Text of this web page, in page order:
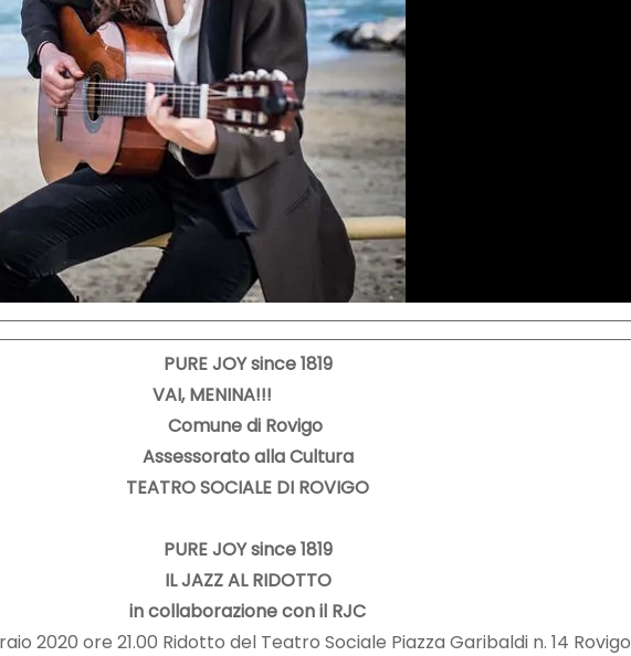
PURE JOY since 1819
VAI, MENINA!!!
Comune di Rovigo
Assessorato alla Cultura
TEATRO SOCIALE DI ROVIGO
PURE JOY since 1819
IL JAZZ AL RIDOTTO
in collaborazione con il RJC
2020 ore 21.00 Ridotto del Teatro Sociale Piazza Garibaldi n. 14 Rovigo